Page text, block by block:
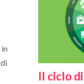
Il ciclo